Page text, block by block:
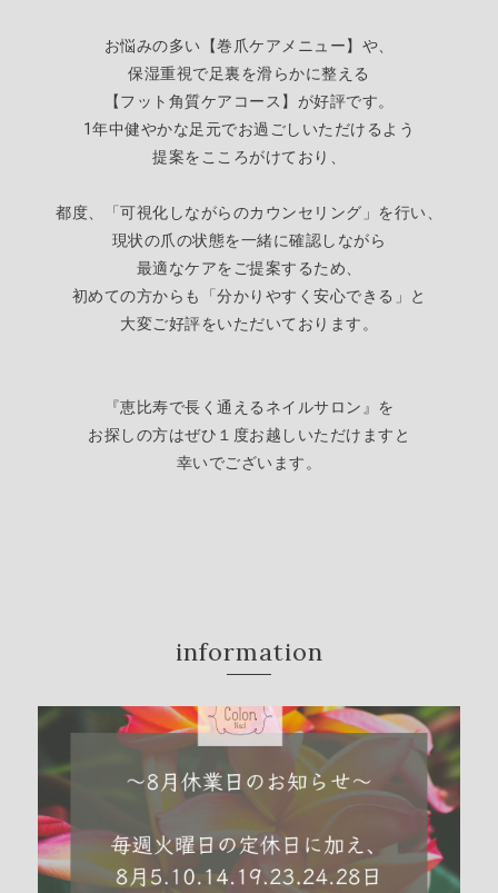
お悩みの多い【巻爪ケアメニュー】や、
保湿重視で足裏を滑らかに整える
【フット角質ケアコース】が好評です。
1年中健やかな足元でお過ごしいただけるよう
提案をこころがけており、
都度、「可視化しながらのカウンセリング」を行い、
現状の爪の状態を一緒に確認しながら
最適なケアをご提案するため
初めての方からも「分かりやすく安心できる」
と
大変ご好評をいただいております。
『恵比寿で長く通えるネイルサロン』を
お探しの方はぜひ１度お越しいただけますと
幸いでございます。
information